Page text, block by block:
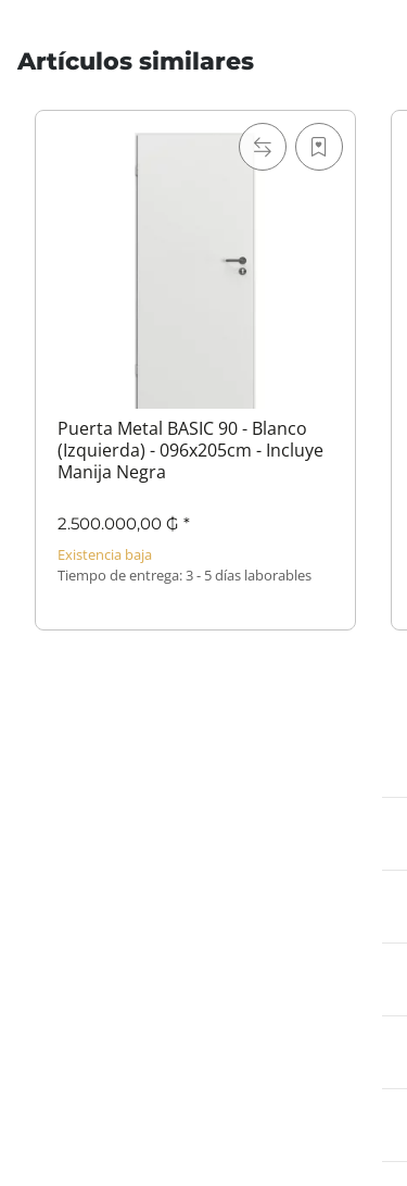
Artículos similares
Puerta Metal BASIC 90 - Blanco
(Izquierda) - 096x205cm - Incluye
Manija Negra
2.500.000,00 ₲ *
Existencia baja
Tiempo de entrega:3 - 5 días laborables